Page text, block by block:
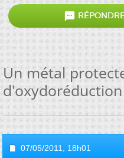

Un métal
d'oxydoréduction
07/05/2011, 18h01